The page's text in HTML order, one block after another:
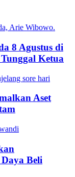
8 Agustus di
Ketua
Aset
Beli